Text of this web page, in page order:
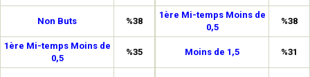
Non Buts %38
1ère Mi-temps Moins de
0,5
%35
1ère Mi-temps Moins de
0,5
%38
Moins de 1,5 %31